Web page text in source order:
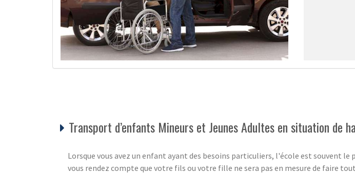
Transport d’enfants Mineurs et Jeunes Adultes en situation de
Lorsque vous avez un enfant ayant des besoins particuliers, l'école est souvent le
vous rendez compte que votre fils ou votre fille ne sera pas en mesure de faire